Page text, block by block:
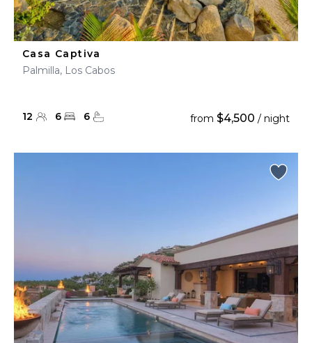
Casa Captiva
Palmilla, Los Cabos
12 6 6 from $4,500 / night